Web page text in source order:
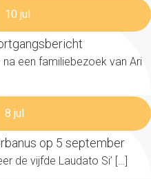
10 jul
een familiebezoek van Ari
8 jul
op 5 september
de vijfde Laudato Si’ […]